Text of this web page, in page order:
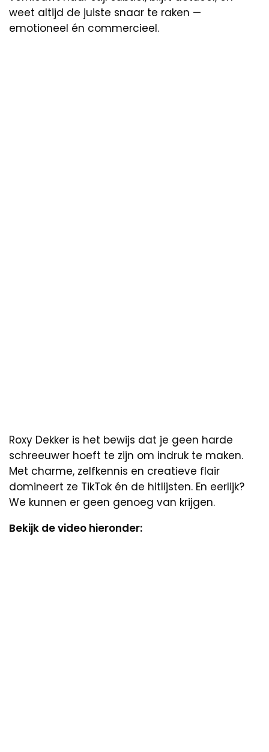
weet altijd de juiste snaar te raken —
emotioneel én commercieel.
Roxy Dekker is het bewijs dat je geen harde
schreeuwer hoeft te zijn om indruk te maken.
Met charme, zelfkennis en creatieve flair
domineert ze TikTok én de hitlijsten. En eerlijk?
We kunnen er geen genoeg van krijgen.
Bekijk de video hieronder: